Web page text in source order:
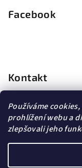
Používáme
prohlížení webu a
zlepšovali jeho
Facebook
Kontakt
info @dopravagratis.cz
+420 603 500 988
+420 603 500 988